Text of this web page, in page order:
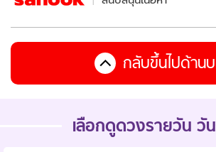
กลับขึ้นไปด้าน
เลือกดูดวงรายวัน วั